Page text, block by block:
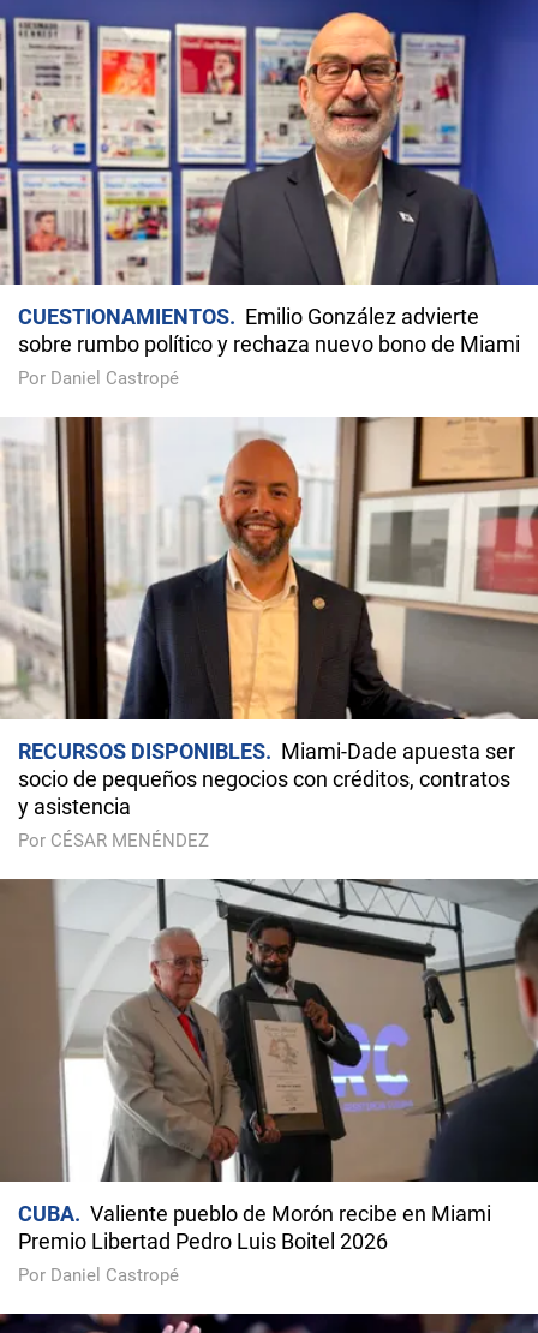
CUESTIONAMIENTOS
Emilio González advierte
sobre rumbo político y rechaza nuevo bono de Miami
Por Daniel Castropé
RECURSOS DISPONIBLES
Miami-Dade apuesta ser
socio de pequeños negocios con créditos, contratos
y asistencia
Por CÉSAR MENÉNDEZ
CUBA
Valiente pueblo de Morón recibe en Miami
Premio Libertad Pedro Luis Boitel 2026
Por Daniel Castropé